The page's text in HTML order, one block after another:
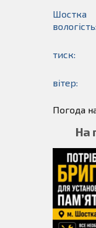
Шостка
вологість:
тиск:
вітер:
Погода
На